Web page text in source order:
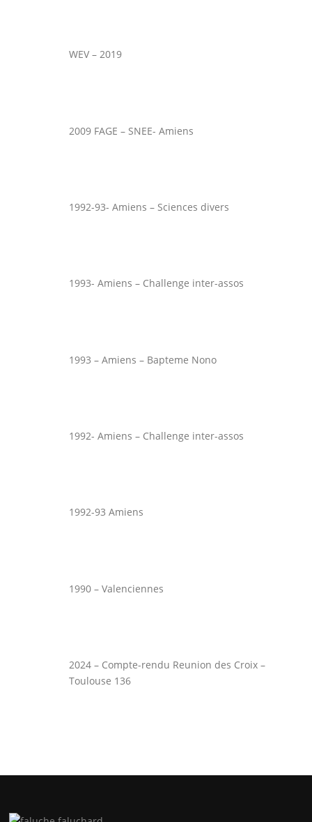
WEV – 2019
2009 FAGE – SNEE- Amiens
1992-93- Amiens – Sciences divers
1993- Amiens – Challenge inter-assos
1993 – Amiens – Bapteme Nono
1992- Amiens – Challenge inter-assos
1992-93 Amiens
1990 – Valenciennes
2024 – Compte-rendu Reunion des Croix –
Toulouse 136